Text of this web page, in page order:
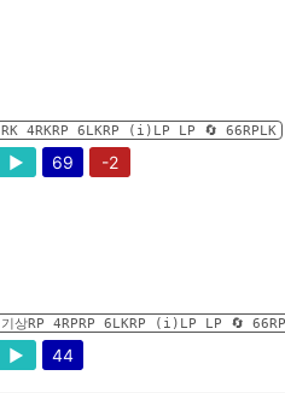
RK 4RKRP 6LKRP (i)LP LP 🔄️ 66RPLK
▶ 69 -2
기상RP 4RPRP 6LKRP (i)LP LP 🔄️
▶ 44